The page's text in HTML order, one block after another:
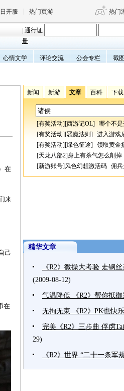
开服 热门页游 热门
魔兽 DNF 传
天堂 剑网3旗舰版 新天
王权与自由 诛仙世界 仙剑
通行证
册
心情文学 评论交流 公会专栏 截
在
来
己
在
新闻 新游 文章 百科 下载
[有奖活动][西游记OL] 哪个不
[有奖活动][恶魔法则 ] 进入游戏
[有奖活动][绿色征途] 领取黄金
[天龙八部2]身上有杀气怎么削掉
[新游账号]风色幻想激活码 佣
精华文章
《R2》微操大考验 走钢
(2009-08-12)
气温降低 《R2》帮你抵御
无拘无束 《R2》PK也快乐
完美《R2》三步曲 俘虏
29)
《R2》世界 “二十一条军